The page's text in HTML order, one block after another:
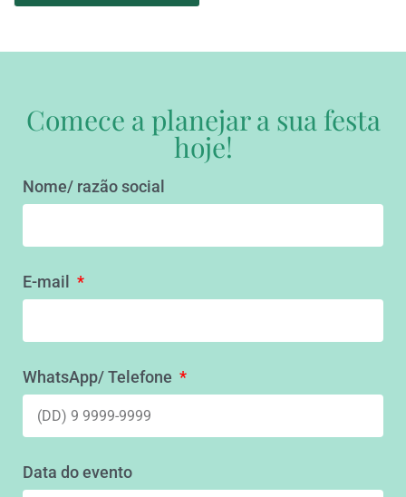
Comece a planejar a sua festa
hoje!
Nome/ razão social
E-mail
WhatsApp/ Telefone
Data do evento